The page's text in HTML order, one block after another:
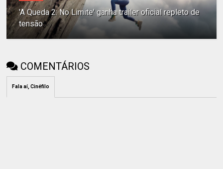
'A Queda 2: No Limite' ganha trailer oficial repleto de
tensão
COMENTÁRIOS
Fala aí, Cinéfilo